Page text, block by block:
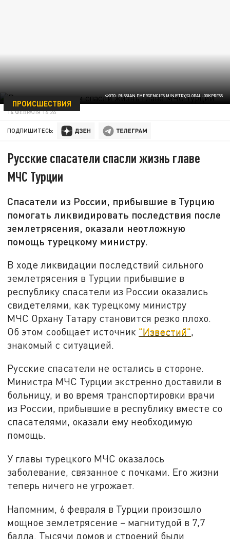
ФОТО: RUSSIAN EMERGENCIES MINISTRY/GLOBALLOOKPRESS
ПРОИСШЕСТВИЯ
14 ФЕВРАЛЯ 16:26
ПОДПИШИТЕСЬ:
Русские спасатели спасли жизнь главе
МЧС Турции
Спасатели из России, прибывшие в Турцию
помогать ликвидировать последствия после
землетрясения, оказали неотложную
помощь турецкому министру.
В ходе ликвидации последствий сильного
землетрясения в Турции прибывшие в
республику спасатели из России оказались
свидетелями, как турецкому министру
МЧС Орхану Татару становится резко плохо.
Об этом сообщает источник "Известий",
знакомый с ситуацией.
Русские спасатели не остались в стороне.
Министра МЧС Турции экстренно доставили в
больницу, и во время транспортировки врачи
из России, прибывшие в республику вместе со
спасателями, оказали ему необходимую
помощь.
У главы турецкого МЧС оказалось
заболевание, связанное с почками. Его жизни
теперь ничего не угрожает.
Напомним, 6 февраля в Турции произошло
мощное землетрясение – магнитудой в 7,7
балла. Тысячи домов и строений были